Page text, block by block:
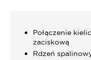
Połączenie
zaciskową
Rdzeń